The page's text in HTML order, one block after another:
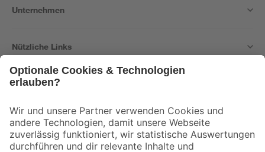
Unternehmen
Nützliche Links
Der toom Newsletter: Keine Angebote und Aktionen mehr verpassen!
Zur Newsletter Anmeldung